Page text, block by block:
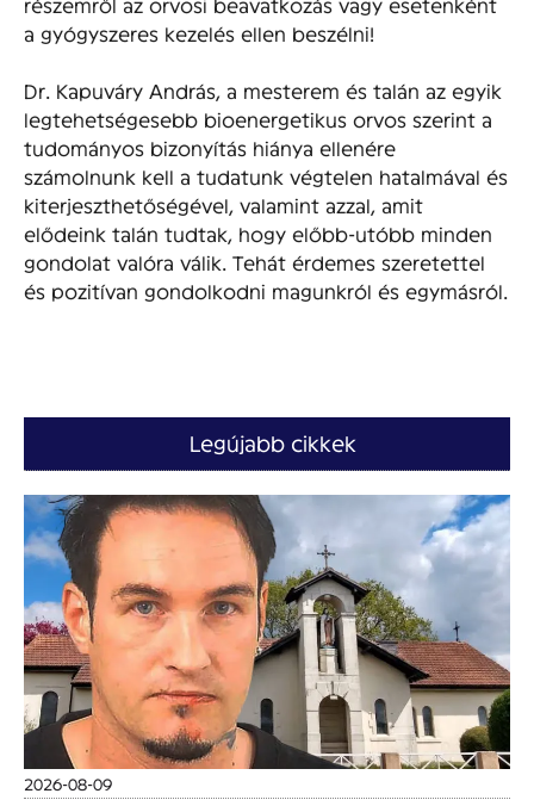
a gyógyszeres kezelés ellen beszélni!
Dr. Kapuváry András, a mesterem és talán az egyik
legtehetségesebb bioenergetikus orvos szerint a
tudományos bizonyítás hiánya ellenére
számolnunk kell a tudatunk végtelen hatalmával és
kiterjeszthetőségével, valamint azzal, amit
elődeink talán tudtak, hogy előbb-utóbb minden
gondolat valóra válik. Tehát érdemes szeretettel
és pozitívan gondolkodni magunkról és egymásról.
Legújabb cikkek
2026-08-09